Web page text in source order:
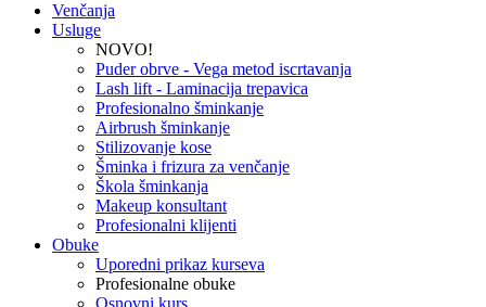
Venčanja
Usluge
NOVO!
Puder obrve - Vega metod iscrtavanja
Lash lift - Laminacija trepavica
Profesionalno šminkanje
Airbrush šminkanje
Stilizovanje kose
Šminka i frizura za venčanje
Škola šminkanja
Makeup konsultant
Profesionalni klijenti
Obuke
Uporedni prikaz kurseva
Profesionalne obuke
Osnovni kurs